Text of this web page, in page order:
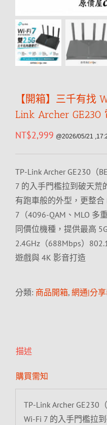
【開箱】三千有找
Link Archer GE230
NT$2,999 @2026/05/21
TP-Link Archer GE230（
7 的入手門檻拉到破天荒
有跑車般的外型，更整合
7（4096-QAM、MLO 多
同價位機種，提供最高
2.4GHz（688Mbps）
遊戲與 4K 影音打造
分類: 商品開箱, 網通|分
描述
購買需知
TP-Link Archer GE230
Wi-Fi 7 的入手門檻拉